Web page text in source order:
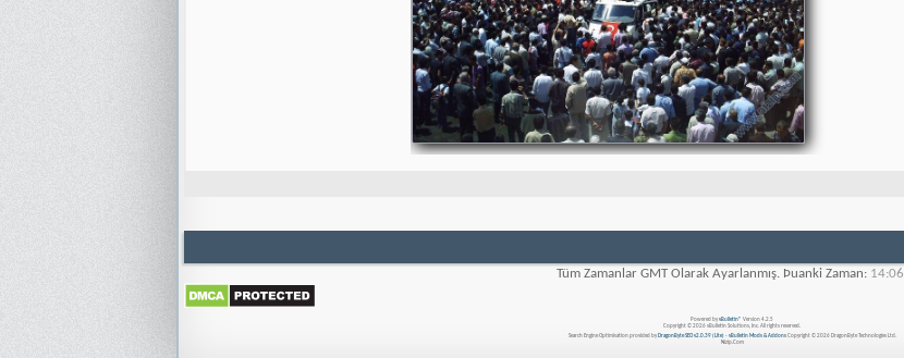
Tüm Zamanlar GMT Olarak Ayarlanmış. Þuanki Zaman: 14:06
Powered by vBulletin® Version 4.2.5
Copyright © 2026 vBulletin Solutions, Inc. All rights reserved.
Search Engine Optimisation provided by DragonByte SEO v2.0.39 (Lite)- vBulletin Mods & AddonsCopyright © 2026 DragonByte Technologies Ltd.
Nizip.Com